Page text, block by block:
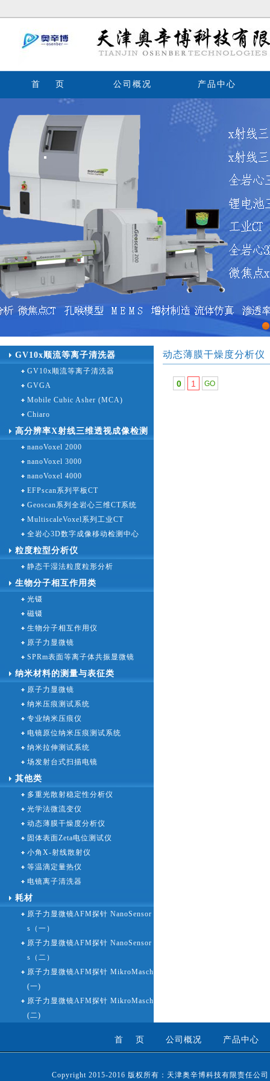
首 页 公司概况 产品中心
1
GV10x顺流等离子清洗器
GV10x顺流等离子清洗器
GVGA
Mobile Cubic Asher (MCA)
Chiaro
高分辨率X射线三维透视成像检测
设备nanoVoxel 2000
nanoVoxel 3000
nanoVoxel 4000
EFPscan系列平板CT
Geoscan系列全岩心三维CT系统
MultiscaleVoxel系列工业CT
全岩心3D数字成像移动检测中心
粒度粒型分析仪
静态干湿法粒度粒形分析
生物分子相互作用类
光镊
磁镊
生物分子相互作用仪
原子力显微镜
SPRm表面等离子体共振显微镜
纳米材料的测量与表征类
原子力显微镜
纳米压痕测试系统
专业纳米压痕仪
电镜原位纳米压痕测试系统
纳米拉伸测试系统
场发射台式扫描电镜
其他类
多重光散射稳定性分析仪
光学法微流变仪
动态薄膜干燥度分析仪
固体表面Zeta电位测试仪
小角X-射线散射仪
等温滴定量热仪
电镜离子清洗器
耗材
原子力显微镜AFM探针 NanoSensor
s（一）
原子力显微镜AFM探针 NanoSensor
s（二）
原子力显微镜AFM探针 MikroMasch
(一)
原子力显微镜AFM探针 MikroMasch
(二)
动态薄膜干燥度分析仪
0 1
首 页 公司概况 产品中心
Copyright 2015-2016 版权所有：天津奥辛博科技有限责任公